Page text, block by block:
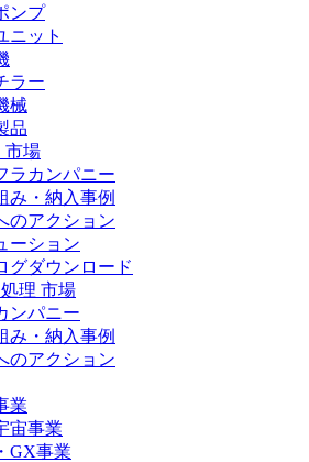
ンプ
ニット
ラー
械
品
市場
ラカンパニー
み・納入事例
のアクション
ーション
グダウンロード
理 市場
ンパニー
み・納入事例
のアクション
業
宙事業
GX事業